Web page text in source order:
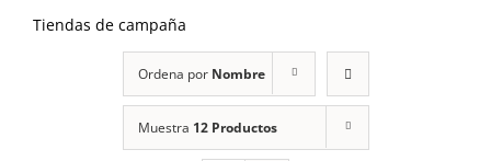
Tiendas de campaña
Ordena por Nombre
Muestra 12 Productos